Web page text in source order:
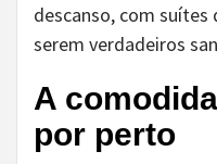
descanso, com
serem verdadeiros
A
por perto